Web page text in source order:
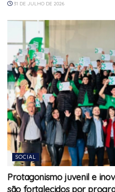
31 DE JULHO DE 2026
SOCIAL
Protagonismo juvenil e
são fortalecidos por